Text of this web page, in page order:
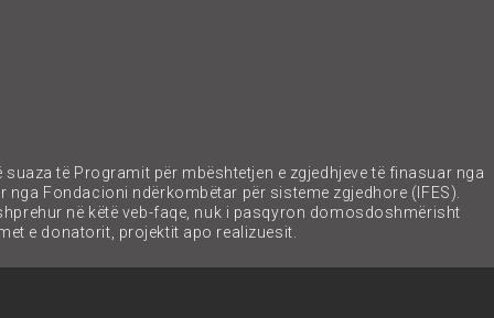
suaza të Programit për mbështetjen e zgjedhjeve të finasuar nga
nga Fondacioni ndërkombëtar për sisteme zgjedhore (IFES).
në këtë veb-faqe, nuk i pasqyron domosdoshmërisht
e donatorit, projektit apo realizuesit.